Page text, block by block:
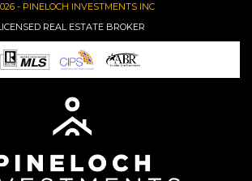
- PINELOCH INVESTMENTS INC
REAL ESTATE BROKER